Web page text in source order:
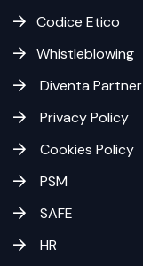
Codice Etico
Whistleblowing
Diventa Partner
Privacy Policy
Cookies Policy
PSM
SAFE
HR